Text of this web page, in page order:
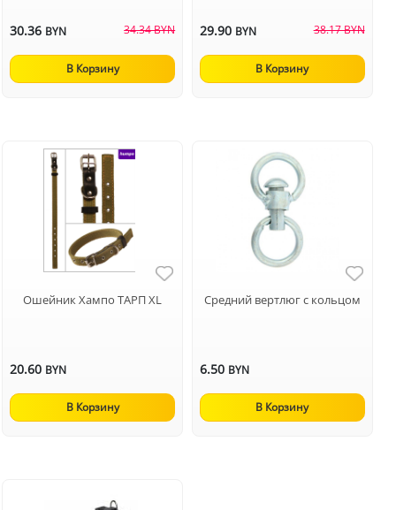
30.36 BYN 34.34 BYN
В Корзину
29.90 BYN 38.17 BYN
В Корзину
Ошейник Хампо ТАРП XL
20.60 BYN
В Корзину
Средний вертлюг с кольцом
6.50 BYN
В Корзину